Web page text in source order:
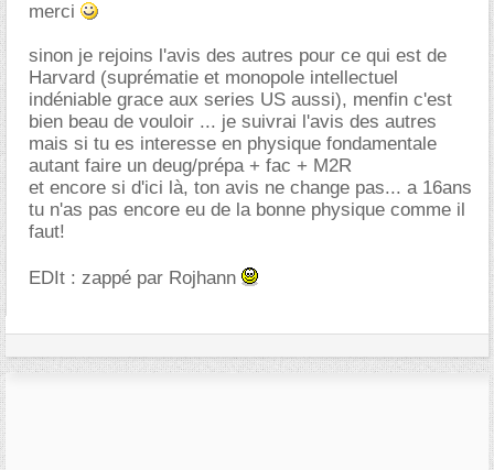
merci
sinon je rejoins l'avis des autres pour ce qui est de
Harvard (suprématie et monopole intellectuel
indéniable grace aux series US aussi), menfin c'est
bien beau de vouloir ... je suivrai l'avis des autres
mais si tu es interesse en physique fondamentale
autant faire un deug/prépa + fac + M2R
et encore si d'ici là, ton avis ne change pas... a 16ans
tu n'as pas encore eu de la bonne physique comme il
faut!
EDIt : zappé par Rojhann